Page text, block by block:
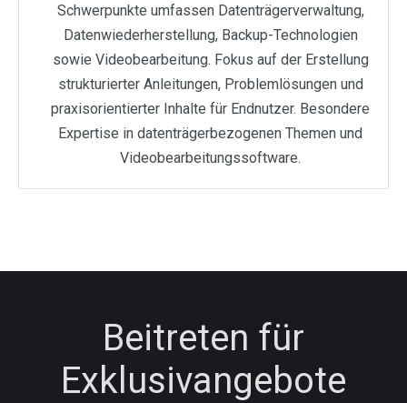
Schwerpunkte umfassen Datenträgerverwaltung,
Datenwiederherstellung, Backup-Technologien
sowie Videobearbeitung. Fokus auf der Erstellung
strukturierter Anleitungen, Problemlösungen und
praxisorientierter Inhalte für Endnutzer. Besondere
Expertise in datenträgerbezogenen Themen und
Videobearbeitungssoftware.
Beitreten für
Exklusivangebote